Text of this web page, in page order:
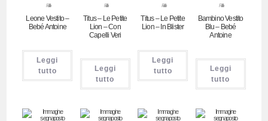
Pubblicitari
Leone Vestito –
Bebé Antoine
Leggi
tutto
Pubblicitari
Titus – Le Petite
Lion – Con
Capelli Veri
Leggi
tutto
Pubblicitari
Titus – Le Petite
Lion – In Blister
Leggi
tutto
Pubblicitari
Bambino Vestito
Blu – Bebé
Antoine
Leggi
tutto